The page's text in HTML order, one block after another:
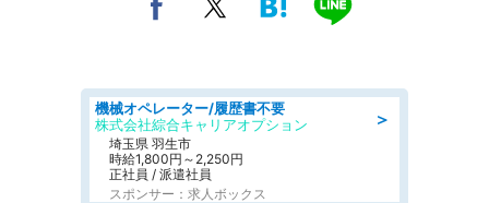
＞
機械オペレーター/履歴書不要
株式会社綜合キャリアオプション
埼玉県 羽生市
時給1,800円～2,250円
正社員 / 派遣社員
スポンサー：求人ボックス